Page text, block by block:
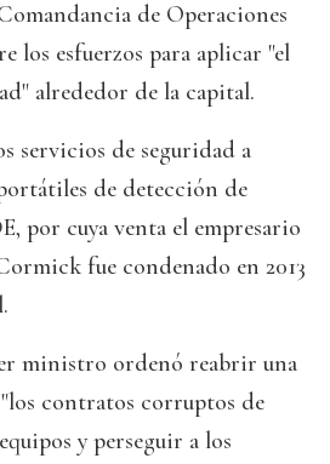
de Operaciones
los esfuerzos para aplicar "el
alrededor de la capital.
servicios de seguridad a
de detección de
por cuya venta el empresario
fue condenado en 2013
ministro ordenó reabrir una
contratos corruptos de
y perseguir a los